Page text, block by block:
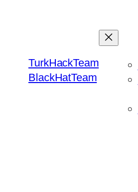
TurkHackTeam
BlackHatTeam